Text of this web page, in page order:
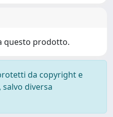
questo prodotto.
da copyright e
diversa